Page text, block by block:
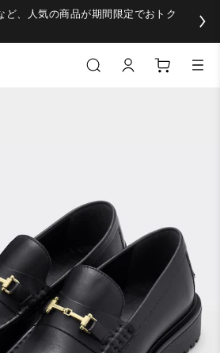
ど、人気の商品が期間限定でおトク